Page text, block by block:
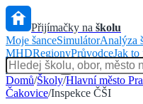
Přijímačky na školu
Moje šanceSimulátorAnalýza
MHDRegionyPrůvodceJak to
Hlídač státu
Domů/Školy/Hlavní město
Čakovice/Inspekce ČŠI